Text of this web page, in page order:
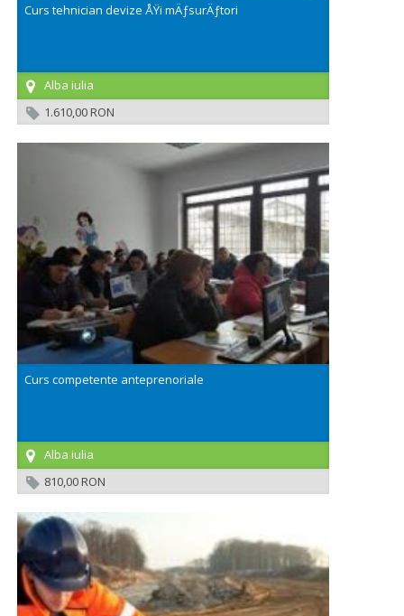
Curs tehnician devize ÅŸi mÄƒsurÄƒtori
Alba iulia
1.610,00 RON
Curs competente anteprenoriale
Alba iulia
810,00 RON